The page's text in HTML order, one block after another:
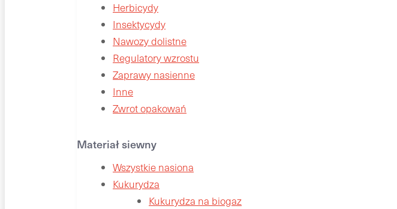
Herbicydy
Insektycydy
Nawozy dolistne
Regulatory wzrostu
Zaprawy nasienne
Inne
Zwrot opakowań
Materiał siewny
Wszystkie nasiona
Kukurydza
Kukurydza na biogaz